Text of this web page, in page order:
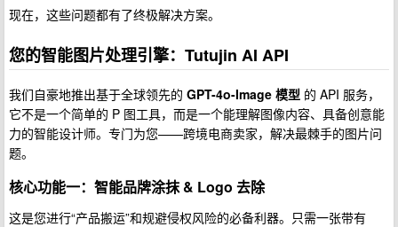
现在，这些问题都有了终极解决方案。
您的智能图片处理引擎：Tutujin AI API
我们自豪地推出基于全球领先的 GPT-4o-Image 模型 的 API 服务，
它不是一个简单的 P 图工具，而是一个能理解图像内容、具备创意能
力的智能设计师。专门为您——跨境电商卖家，解决最棘手的图片问
题。
核心功能一：智能品牌涂抹 & Logo 去除
这是您进行“产品搬运”和规避侵权风险的必备利器。只需一张带有